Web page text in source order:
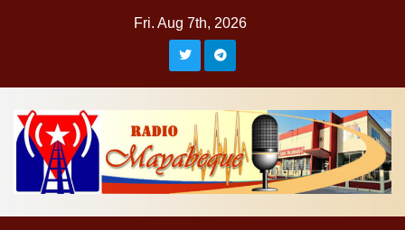
Fri. Aug 7th, 2026